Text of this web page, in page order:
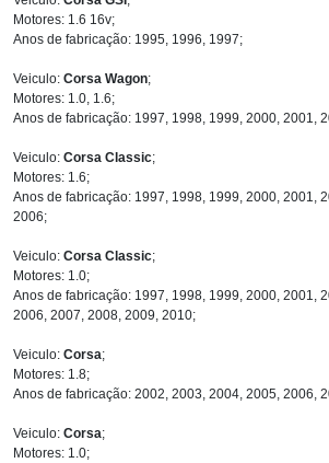
Motores: 1.6 16v;
Anos de fabricação: 1995, 1996, 1997;
Veiculo: Corsa Wagon;
Motores: 1.0, 1.6;
Anos de fabricação: 1997, 1998, 1999, 2000, 2001,
Veiculo: Corsa Classic;
Motores: 1.6;
Anos de fabricação: 1997, 1998, 1999, 2000, 2001,
2006;
Veiculo: Corsa Classic;
Motores: 1.0;
Anos de fabricação: 1997, 1998, 1999, 2000, 2001,
2006, 2007, 2008, 2009, 2010;
Veiculo: Corsa;
Motores: 1.8;
Anos de fabricação: 2002, 2003, 2004, 2005, 2006,
Veiculo: Corsa;
Motores: 1.0;